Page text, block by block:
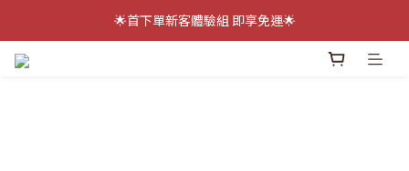
🔆全館$777免運 加入會員送$100🔆
🌟首下單新客體驗組 即享免運🌟
除臭濃縮液贈禮贈禮噴霧瓶即將送罄！絕版倒數...